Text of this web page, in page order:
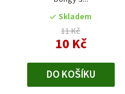
z
5
hvězdiček.
Skladem
11 Kč
10 Kč
DO KOŠÍKU